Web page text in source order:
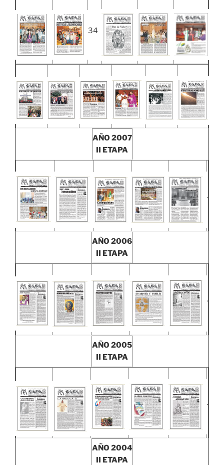
34
AÑO 2007
II ETAPA
.
AÑO 2006
II ETAPA
.
AÑO 2005
II ETAPA
.
AÑO 2004
II ETAPA